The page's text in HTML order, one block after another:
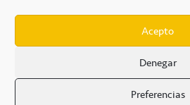
Acepto
Denegar
Preferencias
Casa del Deporte / 38108
POLÍTICA DE PRIVACIDAD /
AVISO LEGAL /